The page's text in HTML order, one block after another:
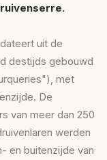
uit de
destijds gebouwd
met
De
van meer dan 250
werden
en buitenzijde van